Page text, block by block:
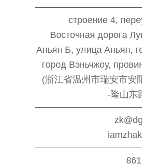
№ 8, строение 4,
Восточная дорога
Аньян Б, улица Аньян,
город Вэньчжоу,
(浙江省温州市瑞安市安
隆山东